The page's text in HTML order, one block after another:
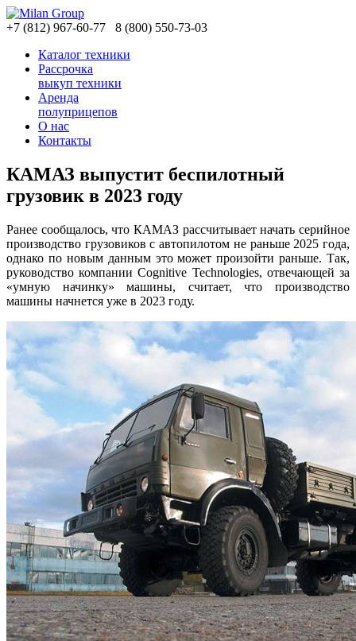
+7 (812) 967-60-77 8 (800) 550-73-03
Каталог техники
Рассрочка
выкуп техники
Аренда
полуприцепов
О нас
Контакты
КАМАЗ выпустит беспилотный
грузовик в 2023 году
Ранее сообщалось, что КАМАЗ рассчитывает начать серийное
производство грузовиков с автопилотом не раньше 2025 года,
однако по новым данным это может произойти раньше. Так,
руководство компании Cognitive Technologies, отвечающей за
«умную начинку» машины, считает, что производство
машины начнется уже в 2023 году.